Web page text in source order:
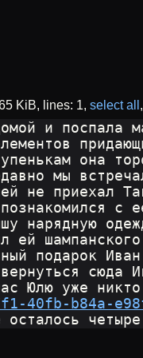
KiB lines: 1 select all
и поспала
она
мы
не приехал
с
нарядную
ей
подарок
сюда
Юлю уже
40fb-b84a-